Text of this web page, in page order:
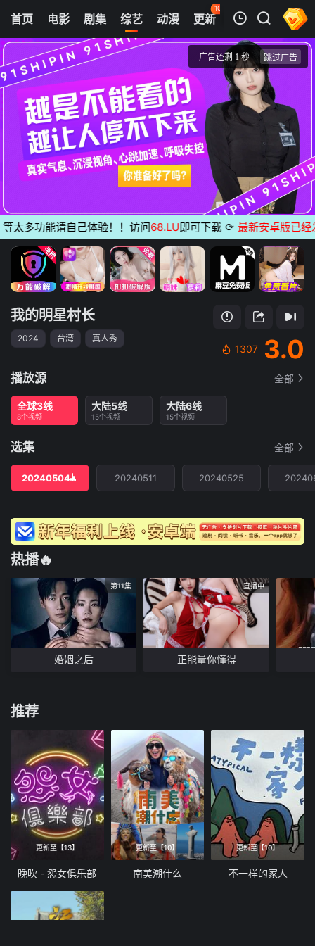
首页 电影 剧集 综艺 动漫 更新
100
热榜 APP
我的观影记录
20240504
我的明星村长
清空
多功能请自己体验！！访问68.LU即可下载 ⟳ 最新安卓版已经发
我的明星村长
2024 台湾 真人秀
1307 3.0
播放源 全部
全球3线
8个视频
大陆5线
15个视频
大陆6线
15个视频
选集 全部
20240504 20240511 20240525
热播🔥
第11集
婚姻之后
直播中
正能量你懂得
推荐
更新至【13】
晚吹 - 怨女俱乐部
更新至【10】
南美潮什么
更新至【10】
不一样的家人